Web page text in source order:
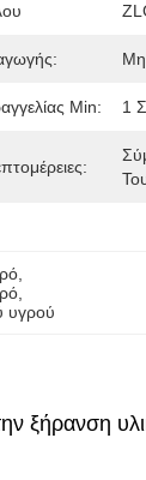
Μη
Min: 1
υγρού
ξήρανση